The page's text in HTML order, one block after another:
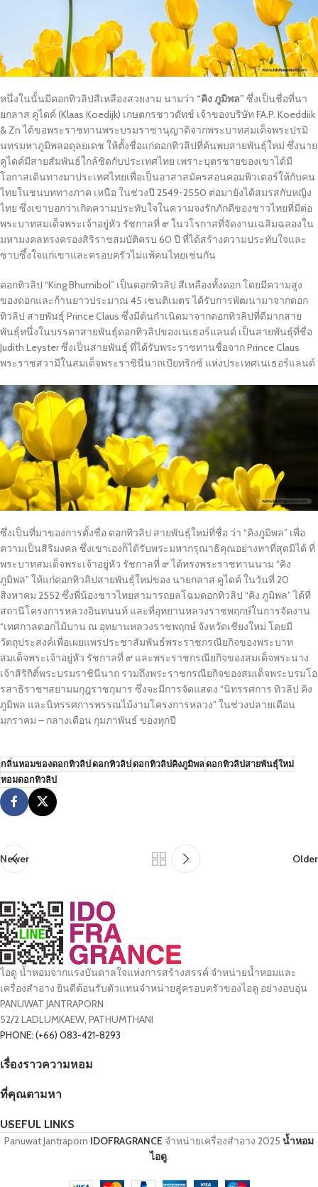
หนึ่งในนั้นมีดอกทิวลิปสีเหลืองสวยงาม นามว่า “คิง ภูมิพล” ซึ่งเป็นชื่อที่นา
ยกลาส คูไดค์ (Klaas Koedijk) เกษตกรชาวดัทช์ เจ้าของบริษัท FA.P. Koeddiik
& Zn ได้ขอพระราชทานพระบรมราชานุญาติจากพระบาทสมเด็จพระปรมิ
นทรมหาภูมิพลอดุลยเดช ให้ตั้งชื่อแก่ดอกทิวลิปที่ค้นพบสายพันธุ์ใหม่ ซึ่งนาย
คูไดค์มีสายสัมพันธ์ใกล้ชิดกับประเทศไทย เพราะบุตรชายของเขาได้มี
โอกาสเดินทางมาประเทศไทยเพื่อเป็นอาสาสมัครสอนคอมพิวเตอร์ให้กับคน
ไทยในชนบททางภาค เหนือ ในช่วงปี 2549-2550 ต่อมายังได้สมรสกับหญิง
ไทย ซึ่งเขาบอกว่าเกิดความประทับใจในความจงรักภักดีของชาวไทยที่มีต่อ
พระบาทสมเด็จพระเจ้าอยู่หัว รัชกาลที่ ๙ ในวโรกาสที่จัดงานเฉลิมฉลองใน
มหามงคลทรงครองสิริราชสมบัติครบ 60 ปี ที่ได้สร้างความประทับใจและ
ซาบซึ้งใจแก่เขาและครอบครัวไม่แพ้คนไทยเช่นกัน
ดอกทิวลิป “King Bhumibol” เป็นดอกทิวลิป สีเหลืองทั้งดอก โดยมีความสูง
ของดอกและก้านยาวประมาณ 45 เซนติเมตร ได้รับการพัฒนามาจากดอก
ทิวลิป สายพันธุ์ Prince Claus ซึ่งมีต้นกำเนิดมาจากดอกทิวลิปที่ดีมากสาย
พันธุ์หนึ่งในบรรดาสายพันธุ์ดอกทิวลิปของเนเธอร์แลนด์ เป็นสายพันธุ์ที่ชื่อ
Judith Leyster ซึ่งเป็นสายพันธุ์ ที่ได้รับพระราชทานชื่อจาก Prince Claus
พระราชสวามีในสมเด็จพระราชินีนาถเบียทริกซ์ แห่งประเทศเนเธอร์แลนด์
ซึ่งเป็นที่มาของการตั้งชื่อ ดอกทิวลิป สายพันธุ์ใหม่ที่ชื่อ ว่า “คิงภูมิพล” เพื่อ
ความเป็นสิริมงคล ซึ่งเขาเองก็ได้รับพระมหากรุณาธิคุณอย่างหาที่สุดมิได้ ที่
พระบาทสมเด็จพระเจ้าอยู่หัว รัชกาลที่ ๙ ได้ทรงพระราชทานนาม “คิง
ภูมิพล” ให้แก่ดอกทิวลิปสายพันธุ์ใหม่ของ นายกลาส คูไดค์ ในวันที่ 20
สิงหาคม 2552 ซึ่งพี่น้องชาวไทยสามารถยลโฉมดอกทิวลิป “คิง ภูมิพล” ได้ที่
สถานีโครงการหลวงอินทนนท์ และที่อุทยานหลวงราชพฤกษ์ในการจัดงาน
“เทศกาลดอกไม้บาน ณ อุทยานหลวงราชพฤกษ์ จังหวัดเชียงใหม่ โดยมี
วัตถุประสงค์เพื่อเผยแพร่ประชาสัมพันธ์พระราชกรณียกิจของพระบาท
สมเด็จพระเจ้าอยู่หัว รัชกาลที่ ๙ และพระราชกรณียกิจของสมเด็จพระนาง
เจ้าสิริกิติ์พระบรมราชินีนาถ รวมถึงพระราชกรณียกิจของสมเด็จพระบรมโอ
รสาธิราชฯสยามมกุฎราชกุมาร ซึ่งจะมีการจัดแสดง “นิทรรศการ ทิวลิป คิง
ภูมิพล และนิทรรศการพรรณไม้งามโครงการหลวง” ในช่วงปลายเดือน
มกราคม – กลางเดือน กุมภาพันธ์ ของทุกปี
กลิ่นหอมของดอกทิวลิป ดอกทิวลิป ดอกทิวลิปคิงภูมิพลดอกทิวลิปสายพันธุ์ใหม่
หอมดอกทิวลิป
Newer Older
ไอดู น้ำหอมจากแรงบันดาลใจแห่งการสร้างสรรค์ จำหน่ายน้ำหอมและ
เครื่องสำอาง ยินดีต้อนรับตัวแทนจำหน่ายสู่ครอบครัวของไอดู อย่างอบอุ่น
PANUWAT JANTRAPORN
52/2 LADLUMKAEW, PATHUMTHANI
PHONE: (+66) 083-421-8293
เรื่องราวความหอม
ที่คุณตามหา
USEFUL LINKS
Panuwat Jantraporn IDOFRAGRANCE จำหน่ายเครื่องสำอาง 2025 น้ำหอม
ไอดู.